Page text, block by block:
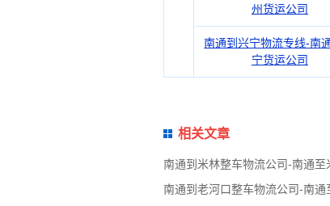
州货运公司
南通到兴宁物流专线-南
宁货运公司
相关文章
南通到米林整车物流公司-南通至
南通到老河口整车物流公司-南通